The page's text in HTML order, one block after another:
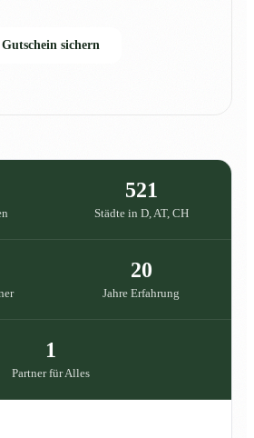
Gutschein sichern
521
Städte in D, AT, CH
20
Jahre Erfahrung
1
Partner für Alles